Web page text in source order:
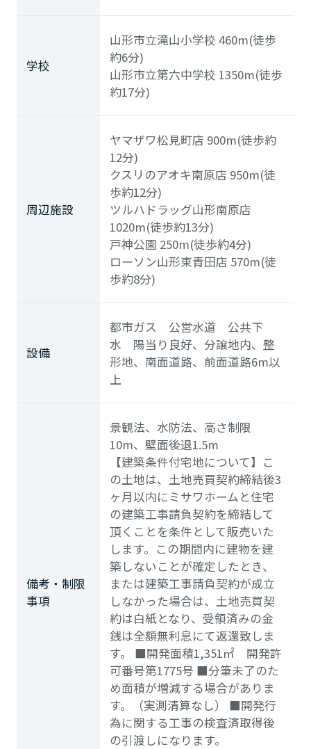
学校
山形市立滝山小学校460m(徒歩
約6分)
山形市立第六中学校 1350m(徒歩
約17分)
周辺施設
ヤマザワ松見町店 900m(徒歩約
12分)
クスリのアオキ南原店 950m(徒
歩約12分)
ツルハドラッグ山形南原店
1020m(徒歩約13分)
戸神公園 250m(徒歩約4分)
ローソン山形東青田店 570m(徒
歩約8分)
設備
都市ガス 公営水道 公共下
水 陽当り良好、分譲地内、整
形地、南面道路、前面道路6m以
上
備考・制限
事項
景観法、水防法、高さ制限
10m、壁面後退1.5m
【建築条件付宅地について】こ
の土地は、土地売買契約締結後3
ヶ月以内にミサワホームと住宅
の建築工事請負契約を締結して
頂くことを条件として販売いた
します。この期間内に建物を建
築しないことが確定したとき、
または建築工事請負契約が成立
しなかった場合は、土地売買契
約は白紙となり、受領済みの金
銭は全額無利息にて返還致しま
す。 ■開発面積1,351㎡ 開発許
可番号第1775号 ■分筆未了のた
め面積が増減する場合がありま
す。（実測清算なし） ■開発行
為に関する工事の検査済取得後
の引渡しになります。